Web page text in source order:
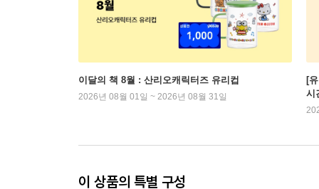
이달의 책 8월 : 산리오캐릭터즈 유리컵
2026년 08월 01일 ~ 2026년 08월 31일
[
시
이 상품의 특별 구성